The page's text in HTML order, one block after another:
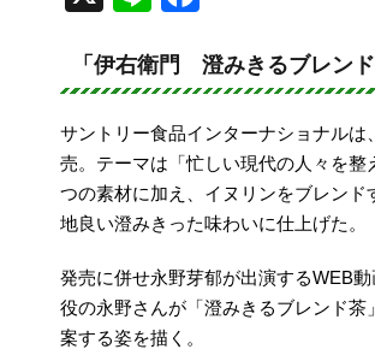
e
c
e
b
o
o
k
「伊右衛門 澄みきるブレン
サントリー食品インターナショナル
売。テーマは「忙しい現代の人々を
つの素材に加え、イヌリンをブレン
地良い澄みきった味わいに仕上げた。
発売に併せ永野芽郁が出演するWEB
役の永野さんが「澄みきるブレンド
案する姿を描く。